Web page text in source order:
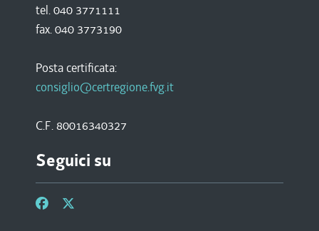
tel. 040 3771111
fax. 040 3773190
Posta certificata:
consiglio@certregione.fvg.it
C.F. 80016340327
Seguici su